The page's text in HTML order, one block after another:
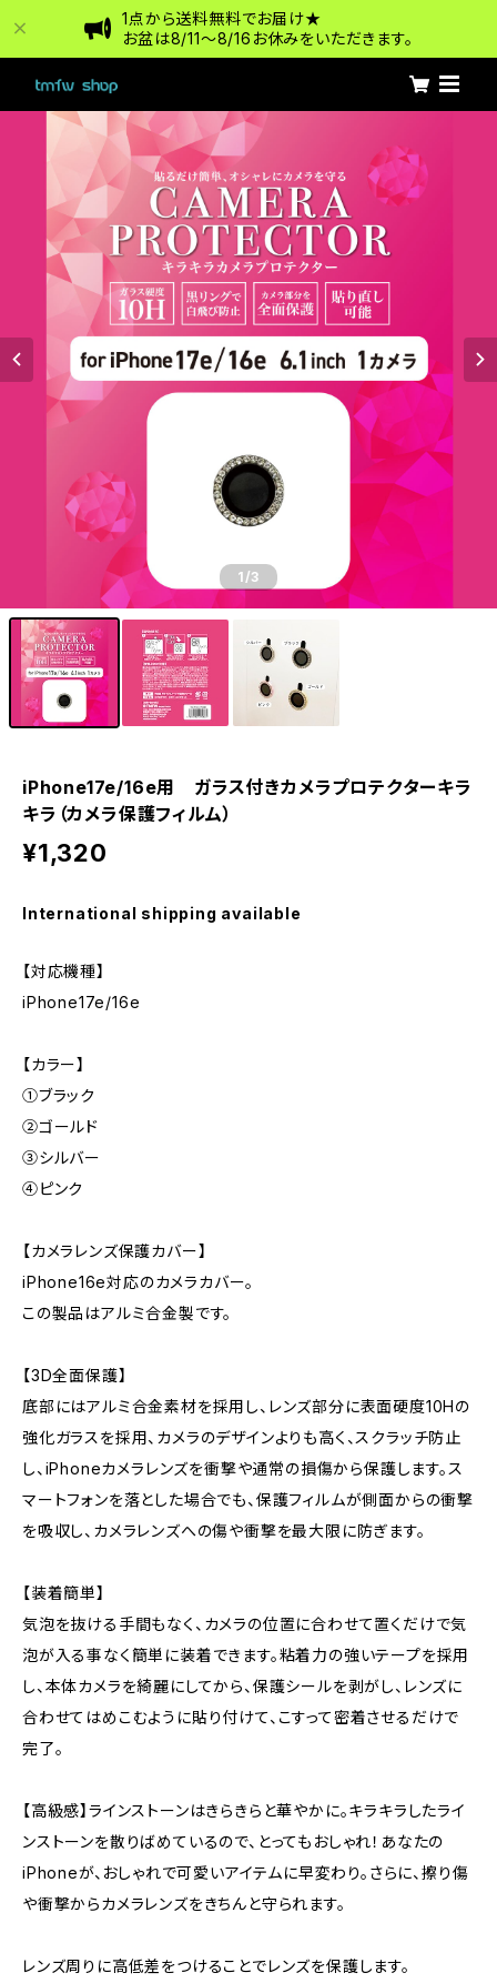
1点から送料無料でお届け★
お盆は8/11〜8/16お休みをいただきます。
1 /3
iPhone17e/16e用 ガラス付きカメラプロテクターキラ
キラ（カメラ保護フィルム）
¥1,320
International shipping available
【対応機種】
iPhone17e/16e
【カラー】
①ブラック
②ゴールド
③シルバー
④ピンク
【カメラレンズ保護カバー】
iPhone16e対応のカメラカバー。
この製品はアルミ合金製です。
【3D全面保護】
底部にはアルミ合金素材を採用し、レンズ部分に表面硬度10Hの
強化ガラスを採用、カメラのデザインよりも高く、スクラッチ防止
し、iPhoneカメラレンズを衝撃や通常の損傷から保護します。ス
マートフォンを落とした場合でも、保護フィルムが側面からの衝撃
を吸収し、カメラレンズへの傷や衝撃を最大限に防ぎます。
【装着簡単】
気泡を抜ける手間もなく、カメラの位置に合わせて置くだけで気
泡が入る事なく簡単に装着できます。粘着力の強いテープを採用
し、本体カメラを綺麗にしてから、保護シールを剥がし、レンズに
合わせてはめこむように貼り付けて、こすって密着させるだけで
完了。
【高級感】ラインストーンはきらきらと華やかに。キラキラしたライ
ンストーンを散りばめているので、とってもおしゃれ！あなたの
iPhoneが、おしゃれで可愛いアイテムに早変わり。さらに、擦り傷
や衝撃からカメラレンズをきちんと守られます。
レンズ周りに高低差をつけることでレンズを保護します。